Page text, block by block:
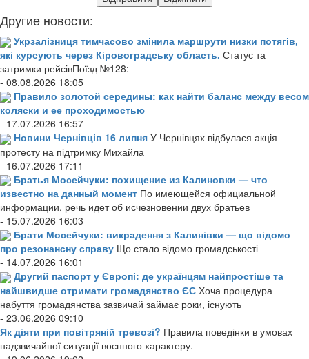
Другие новости:
Укрзалізниця тимчасово змінила маршрути низки потягів,
які курсують через Кіровоградську область. Статус та
затримки рейсівПоїзд №128:
- 08.08.2026 18:05
Правило золотой середины: как найти баланс между весом
коляски и ее проходимостью
- 17.07.2026 16:57
Новини Чернівців 16 липня У Чернівцях відбулася акція
протесту на підтримку Михайла
- 16.07.2026 17:11
Братья Мосейчуки: похищение из Калиновки — что
известно на данный момент По имеющейся официальной
информации, речь идет об исчезновении двух братьев
- 15.07.2026 16:03
Брати Мосейчуки: викрадення з Калинівки — що відомо
про резонансну справу Що стало відомо громадськості
- 14.07.2026 16:01
Другий паспорт у Європі: де українцям найпростіше та
найшвидше отримати громадянство ЄС Хоча процедура
набуття громадянства зазвичай займає роки, існують
- 23.06.2026 09:10
Як діяти при повітряній тревозі? Правила поведінки в умовах
надзвичайної ситуації воєнного характеру.